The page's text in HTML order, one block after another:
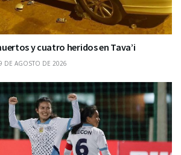
y cuatro heridos en Tava’i
DE AGOSTO DE 2026